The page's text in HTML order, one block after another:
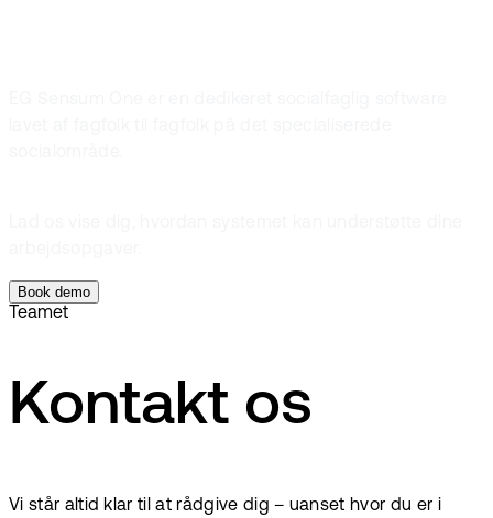
Book demo
Teamet
Kontakt os
Vi står altid klar til at rådgive dig – uanset hvor du er i